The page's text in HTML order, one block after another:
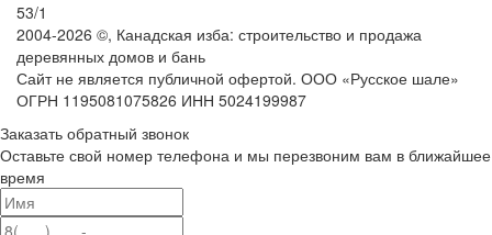
53/1
2004-2026 ©, Канадская изба: строительство и продажа
деревянных домов и бань
Сайт не является публичной офертой. ООО «Русское шале»
ОГРН 1195081075826 ИНН 5024199987
Заказать обратный звонок
Оставьте свой номер телефона и мы перезвоним вам в ближайшее
время